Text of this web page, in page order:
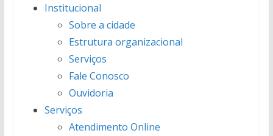
Institucional
Sobre a cidade
Estrutura organizacional
Serviços
Fale Conosco
Ouvidoria
Serviços
Atendimento Online